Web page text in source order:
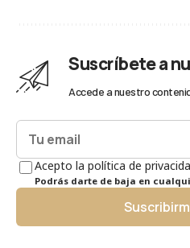
Suscríbete a
Accede a nuestro
Acepto la política de
Podrás darte de baja en